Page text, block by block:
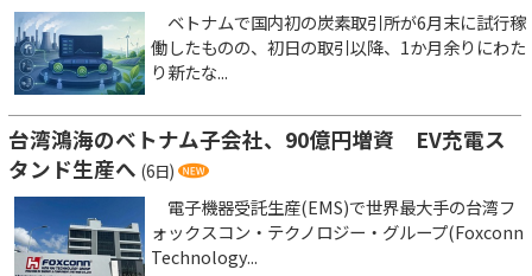
ベトナムで国内初の炭素取引所が6月末に試行稼
働したものの、初日の取引以降、1か月余りにわた
り新たな...
台湾鴻海のベトナム子会社、90億円増資 EV充電ス
タンド生産へ (6日)
電子機器受託生産(EMS)で世界最大手の台湾フ
ォックスコン・テクノロジー・グループ(Foxconn
Technology...